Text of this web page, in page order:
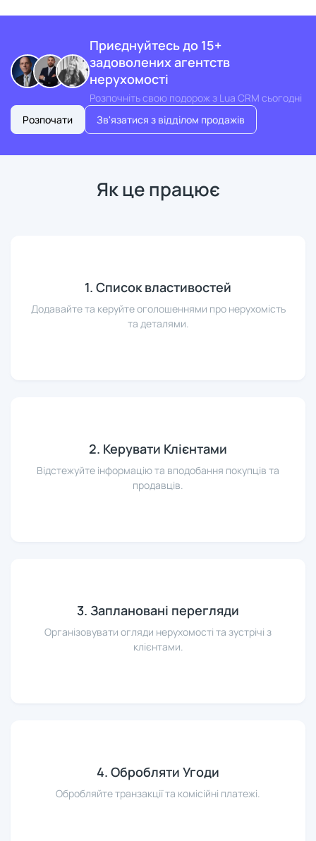
Приєднуйтесь до 15+
задоволених агентств
нерухомості
Розпочніть свою подорож з Lua CRM сьогодні
Розпочати
Зв'язатися з відділом продажів
Як це працює
1. Список властивостей
Додавайте та керуйте оголошеннями про нерухомість
та деталями.
2. Керувати Клієнтами
Відстежуйте інформацію та вподобання покупців та
продавців.
3. Заплановані перегляди
Організовувати огляди нерухомості та зустрічі з
клієнтами.
4. Обробляти Угоди
Обробляйте транзакції та комісійні платежі.